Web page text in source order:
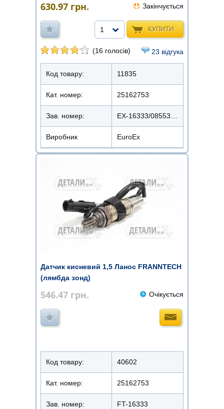
630.97 грн. Закінчується
КУПИТИ
1
(16 голосів) 23 відгука
Код товару: 11835
Кат. номер: 25162753
Зав. номер: EX-16333/0855333
Виробник EuroEx
Датчик кисневий 1,5 Ланос FRANNTECH
(лямбда зонд)
546.47 грн. Очікується
Код товару: 40602
Кат. номер: 25162753
Зав. номер: FT-16333